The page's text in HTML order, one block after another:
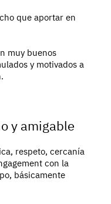
que aportar en
muy buenos
y motivados a
y amigable
respeto, cercanía
con la
básicamente